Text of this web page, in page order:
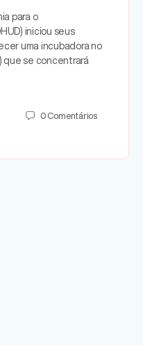
para o
iniciou seus
uma incubadora no
que se concentrará
0 Comentários